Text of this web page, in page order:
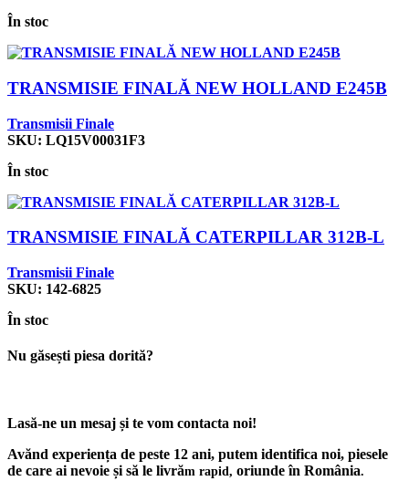
În stoc
TRANSMISIE FINALĂ NEW HOLLAND E245B
Transmisii Finale
SKU: LQ15V00031F3
În stoc
TRANSMISIE FINALĂ CATERPILLAR 312B-L
Transmisii Finale
SKU: 142-6825
În stoc
Nu găsești piesa dorită?
Lasă-ne un mesaj și te vom contacta noi!
Avănd experiența de peste 12 ani, putem identifica noi, piesele
de care ai nevoie și să le livrăm rapid, oriunde în România.